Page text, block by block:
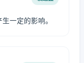
一定的影响。